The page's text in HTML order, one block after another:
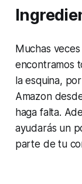
Muchas
encontramos
la esquina,
Amazon
haga falta.
ayudarás un
parte de tu